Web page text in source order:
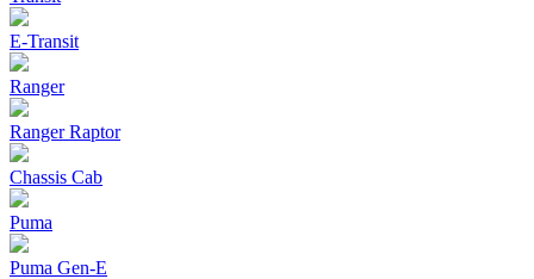
E-Transit
Ranger
Ranger Raptor
Chassis Cab
Puma
Puma Gen‑E